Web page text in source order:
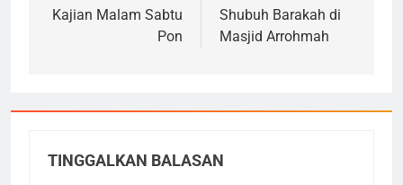
pos
Kajian Malam Sabtu
Pon
Shubuh Barakah di
Masjid Arrohmah
TINGGALKAN BALASAN